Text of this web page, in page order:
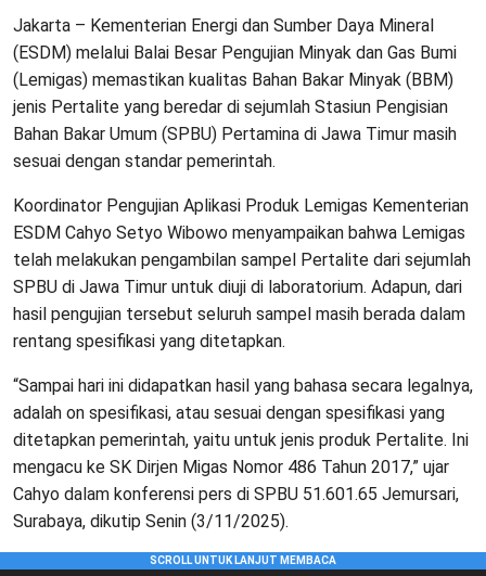
Jakarta – Kementerian Energi dan Sumber Daya Mineral
(ESDM) melalui Balai Besar Pengujian Minyak dan Gas Bumi
(Lemigas) memastikan kualitas Bahan Bakar Minyak (BBM)
jenis Pertalite yang beredar di sejumlah Stasiun Pengisian
Bahan Bakar Umum (SPBU) Pertamina di Jawa Timur masih
sesuai dengan standar pemerintah.
Koordinator Pengujian Aplikasi Produk Lemigas Kementerian
ESDM Cahyo Setyo Wibowo menyampaikan bahwa Lemigas
telah melakukan pengambilan sampel Pertalite dari sejumlah
SPBU di Jawa Timur untuk diuji di laboratorium. Adapun, dari
hasil pengujian tersebut seluruh sampel masih berada dalam
rentang spesifikasi yang ditetapkan.
“Sampai hari ini didapatkan hasil yang bahasa secara legalnya,
adalah on spesifikasi, atau sesuai dengan spesifikasi yang
ditetapkan pemerintah, yaitu untuk jenis produk Pertalite. Ini
mengacu ke SK Dirjen Migas Nomor 486 Tahun 2017,” ujar
Cahyo dalam konferensi pers di SPBU 51.601.65 Jemursari,
Surabaya, dikutip Senin (3/11/2025).